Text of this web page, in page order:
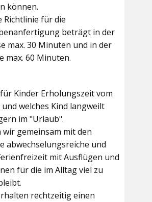
können.
Richtlinie für die
beträgt in der
max. 30 Minuten und in der
max. 60 Minuten.
Kinder Erholungszeit vom
welches Kind langweilt
im "Urlaub".
wir gemeinsam mit den
abwechselungsreiche und
mit Ausflügen und
für die im Alltag viel zu
rechtzeitig einen